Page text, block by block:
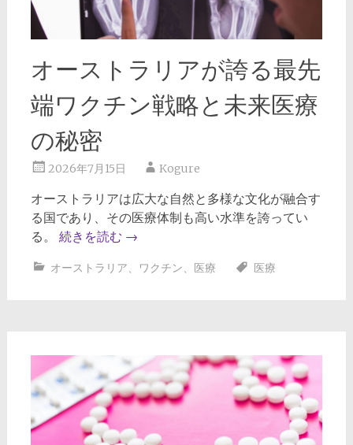
オーストラリアが誇る最先
端ワクチン戦略と未来医療
の秘密
2026年7月15日 Kogure
オーストラリアは広大な自然と多様な文化が融合す
る国であり、その医療体制も高い水準を誇ってい
る。 続きを読む →
オーストラリア、 ワクチン、 医療 医療